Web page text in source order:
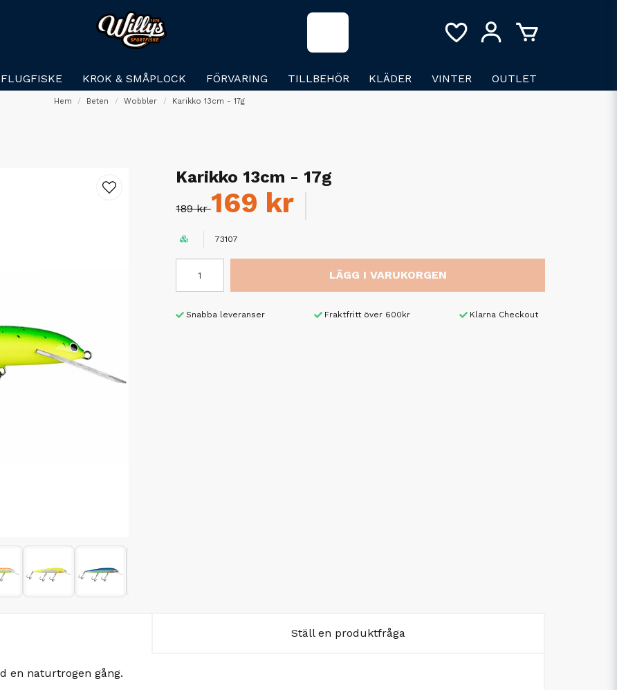
FLUGFISKE KROK & SMÅPLOCK FÖRVARING TILLBEHÖR KLÄDER VINTER OUTLET
Hem Beten Wobbler Karikko 13cm - 17g
Karikko 13cm - 17g
189 kr169 kr
73107
LÄGG I VARUKORGEN
Snabba leveranser Fraktfritt över 600kr Klarna Checkout
Ställ en produktfråga
en naturtrogen gång.